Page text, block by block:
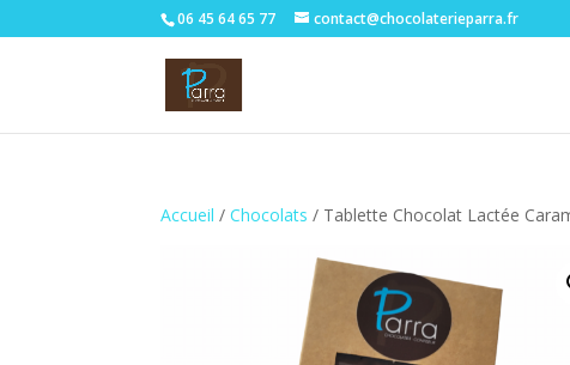
06 45 64 65 77 contact@chocolaterieparra.fr
Accueil /Chocolats / Tablette Chocolat Lactée